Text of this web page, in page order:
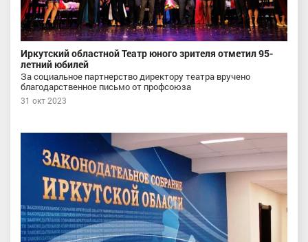
Иркутский областной Театр юного зрителя отметил 95-
летний юбилей
За социальное партнерство директору театра вручено
благодарственное письмо от профсоюза
31 окт 2023